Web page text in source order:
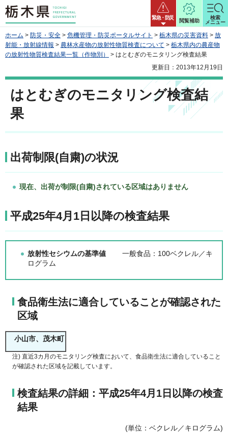
栃木県 緊急・防災
閲覧補助
検索
メニュー
ホーム > 防災・安全 > 危機管理・防災ポータルサイト > 栃木県の災害資料 > 放
射能・放射線情報 > 農林水産物の放射性物質検査について > 栃木県内の農産物
の放射性物質検査結果一覧（作物別）
> はとむぎのモニタリング検査結果
更新日：2013年12月19日
はとむぎのモニタリング検査結
果
出荷制限(自粛)の状況
現在、出荷が制限(自粛)されている区域はありません
平成25年4月1日以降の検査結果
放射性セシウムの基準値 一般食品：100ベクレル／キ
ログラム
食品衛生法に適合していることが確認された
区域
小山市、茂木町
注) 直近3カ月のモニタリング検査において、食品衛生法に適合していること
が確認された区域を記載しています。
検査結果の詳細：平成25年4月1日以降の検査
結果
(単位：ベクレル／キログラム)